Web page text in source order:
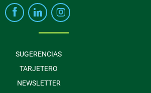
SUGERENCIAS
TARJETERO
NEWSLETTER